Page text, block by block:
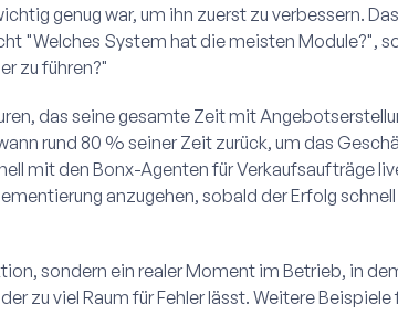
genug war, um ihn zuerst zu verbessern.
"Welches System hat die meisten Module?",
zu führen?"
das seine gesamte Zeit mit
rund 80 % seiner Zeit zurück, um das
mit den Bonx-Agenten für Verkaufsaufträge
anzugehen, sobald der Erfolg schnell
sondern ein realer Moment im Betrieb, in
zu viel Raum für Fehler lässt. Weitere Beispiele